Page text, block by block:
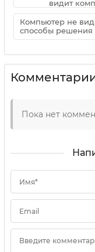
видит
Компьютер не
способы
Пока нет
Имя*
Email
Введите